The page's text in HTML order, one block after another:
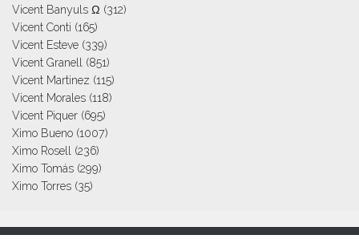
Vicent Banyuls Ω (312)
Vicent Conti (165)
Vicent Esteve (339)
Vicent Granell
(851)
Vicent Martinez (115)
Vicent Morales (118)
Vicent Piquer (695)
Ximo Bueno (1007)
Ximo Rosell
(236)
Ximo Tomás (299)
Ximo Torres (35)